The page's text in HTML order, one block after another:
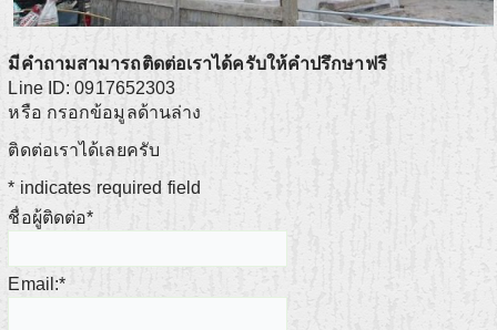
มีคำถามสามารถติดต่อเราได้ครับให้คำปรึกษาฟรี
Line ID: 0917652303
หรือ กรอกข้อมูลด้านล่าง
ติดต่อเราได้เลยครับ
* indicates required field
ชื่อผู้ติดต่อ*
Email:*